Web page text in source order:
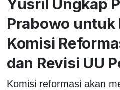
Prabowo untuk
Komisi
dan Revisi UU
Komisi reformasi akan